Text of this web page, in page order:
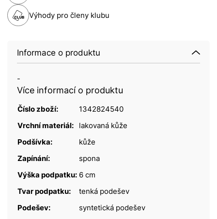
Výhody pro členy klubu
Informace o produktu
-
Více informací o produktu
Číslo zboží:
1342824540
Vrchní materiál:
lakovaná kůže
Podšívka:
kůže
Zapínání:
spona
Výška podpatku: 6 cm
Tvar podpatku:
tenká podešev
Podešev:
syntetická podešev